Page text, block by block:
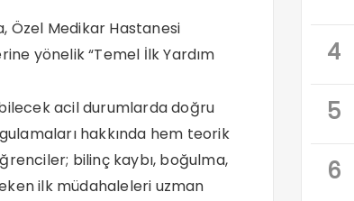
Özel Medikar Hastanesi
yönelik “Temel İlk Yardım
acil durumlarda doğru
hakkında hem teorik
bilinç kaybı, boğulma,
ilk müdahaleleri uzman
4
5
6